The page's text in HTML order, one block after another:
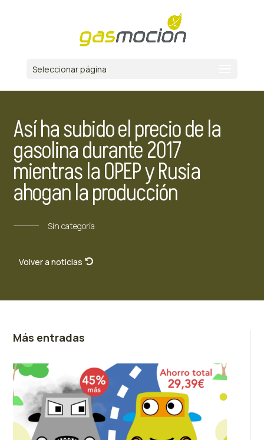
Seleccionar página
Así ha subido el precio de la
gasolina durante 2017
mientras la OPEP y Rusia
ahogan la producción
Sin categoría
Volver a noticias
Más entradas